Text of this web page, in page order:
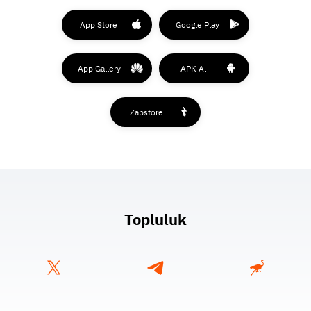
App Store Google Play
App Gallery APK Al
Zapstore
Topluluk